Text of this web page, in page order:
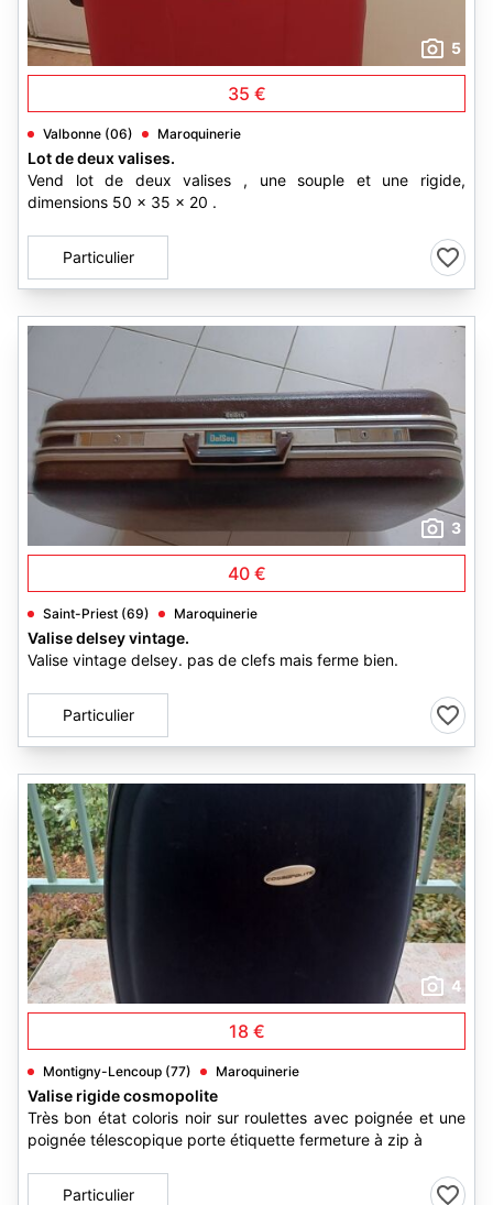
5
35 €
Valbonne (06) Maroquinerie
Lot de deux valises.
Vend lot de deux valises , une souple et une rigide,
dimensions 50 x 35 x 20 .
Particulier
3
40 €
Saint-Priest (69) Maroquinerie
Valise delsey vintage.
Valise vintage delsey. pas de clefs mais ferme bien.
Particulier
4
18 €
Montigny-Lencoup (77) Maroquinerie
Valise rigide cosmopolite
Très bon état coloris noir sur roulettes avec poignée et une
poignée télescopique porte étiquette fermeture à zip à
Particulier